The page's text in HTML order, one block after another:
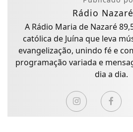
Rádio
A Rádio Maria de Nazaré
católica de Juína que leva
evangelização, unindo fé e
programação variada e
dia a dia.